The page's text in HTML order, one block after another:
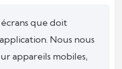
que doit
Nous nous
appareils mobiles,